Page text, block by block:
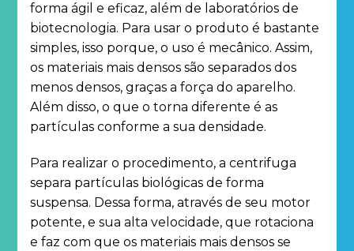
forma ágil e eficaz, além de laboratórios de
biotecnologia. Para usar o produto é bastante
simples, isso porque, o uso é mecânico. Assim,
os materiais mais densos são separados dos
menos densos, graças a força do aparelho.
Além disso, o que o torna diferente é as
partículas conforme a sua densidade.
Para realizar o procedimento, a centrifuga
separa partículas biológicas de forma
suspensa. Dessa forma, através de seu motor
potente, e sua alta velocidade, que rotaciona
e faz com que os materiais mais densos se